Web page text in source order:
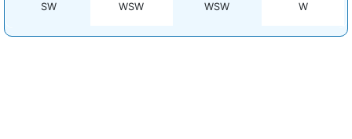
SW
WSW
WSW
W